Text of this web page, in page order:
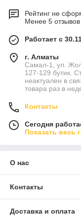
Рейтинг не
Менее 5
Работает с
г. Алматы
Самал-1, ул.
127-129 бутик.
неактуален в
товара раз в
Контакты
Сегодня
Показать весь
О нас
Контакты
Доставка и оплата